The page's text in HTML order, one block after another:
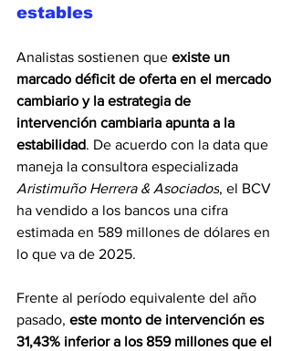
estables
Analistas sostienen que existe un
marcado déficit de oferta en el mercado
cambiario y la estrategia de
intervención cambiaria apunta a la
estabilidad. De acuerdo con la data que
maneja la consultora especializada
Aristimuño Herrera & Asociados, el BCV
ha vendido a los bancos una cifra
estimada en 589 millones de dólares en
lo que va de 2025.
Frente al período equivalente del año
pasado, este monto de intervención es
31,43% inferior a los 859 millones que el